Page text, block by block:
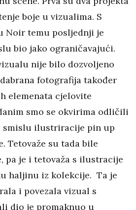
boje u vizualima. S
Noir temu posljednji je
bio jako ograničavajući.
nije bilo dozvoljeno
fotografija također
elemenata cjelovite
smo se okvirima odličili
ilustriracije pin up
Tetovaže su tada bile
pa je i tetovaža s ilustracije
haljinu iz kolekcije. Ta je
i povezala vizual s
dio je promaknuo u